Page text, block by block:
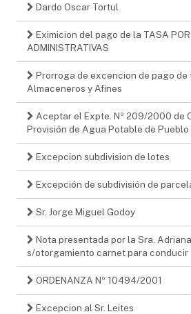
Dardo Oscar Tortul
Eximicion del pago de la TASA POR
ADMINISTRATIVAS
Prorroga de excencion de pago de
Almaceneros y Afines
Aceptar el Expte. Nº 209/2000 de
Provisión de Agua Potable de
Excepcion subdivision de lotes
Excepción de subdivisión de
Sr. Jorge Miguel Godoy
Nota presentada por la Sra.
s/otorgamiento carnet para conducir
ORDENANZA Nº 10494/2001
Excepcion al Sr. Leites